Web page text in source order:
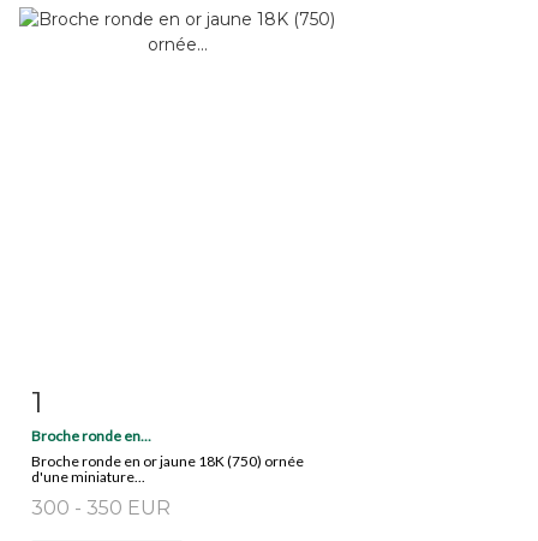
1
Broche ronde en...
Broche ronde en or jaune 18K (750) ornée
d'une miniature...
300 - 350 EUR